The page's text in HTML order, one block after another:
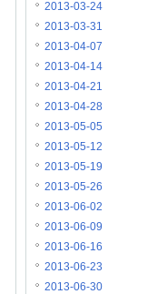
2013-03-24
2013-03-31
2013-04-07
2013-04-14
2013-04-21
2013-04-28
2013-05-05
2013-05-12
2013-05-19
2013-05-26
2013-06-02
2013-06-09
2013-06-16
2013-06-23
2013-06-30